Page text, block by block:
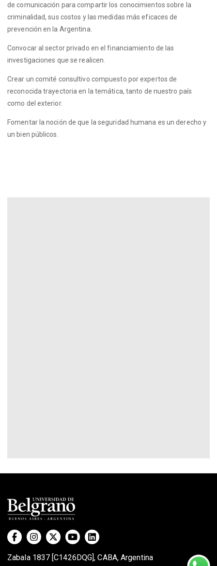
de comunicación para compartir los conocimientos sobre la
criminalidad, sus costos y las medidas más eficaces de
prevención en la Argentina.
Convocar al sector privado en el financiamiento de las
investigaciones que se realicen.
Crear un comité consultivo compuesto por expertos de
reconocida trayectoria en la temática, tanto de nuestro país
como del exterior.
Fomentar la noción de que la seguridad humana es un derecho y
un bien públicos.
Zabala 1837 [C1426DQG], CABA, Argentina